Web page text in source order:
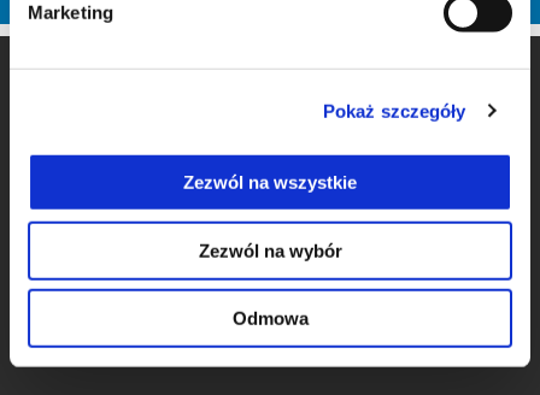
Marketing
Pokaż szczegóły
Zezwól na wszystkie
Zezwól na wybór
Odmowa
Stopka